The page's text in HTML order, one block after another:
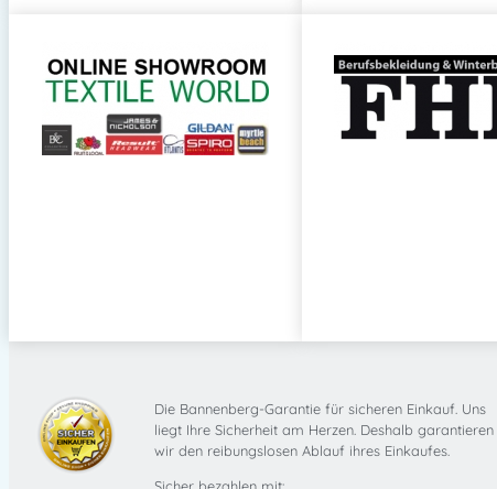
Die Bannenberg-Garantie für sicheren Einkauf. Uns
liegt Ihre Sicherheit am Herzen. Deshalb garantieren
wir den reibungslosen Ablauf ihres Einkaufes.
Sicher bezahlen mit: